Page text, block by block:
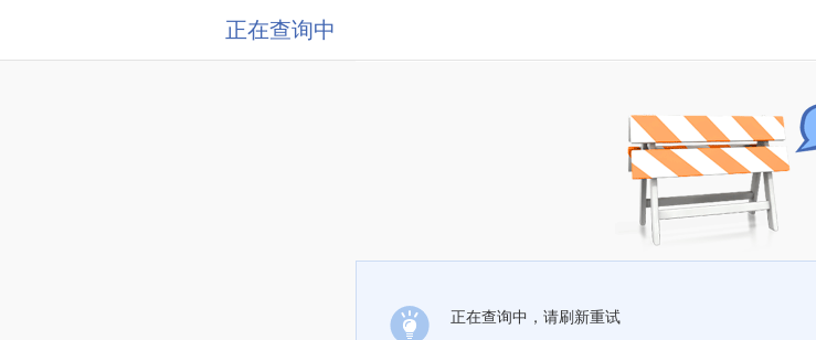
正在查询中
正在查询中，请刷新重试